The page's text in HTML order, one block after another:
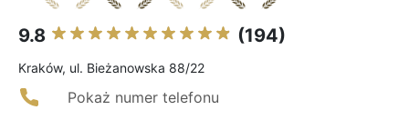
9.8 (194)
Kraków, ul. Bieżanowska 88/22
Pokaż numer telefonu